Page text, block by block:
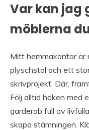
Var kan jag
möblerna
Mitt hemmakontor är
plyschstol och ett
skrivprojekt. Där,
Följ alltid höken med
garderob full av
skapa stämningen.